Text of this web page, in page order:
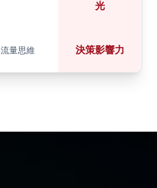
光
流量思維 決策影響力